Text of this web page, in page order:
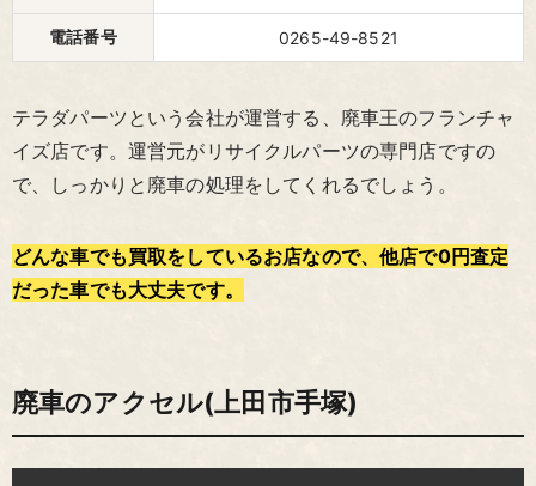
電話番号 0265-49-8521
テラダパーツという会社が運営する、廃車王のフランチャ
イズ店です。運営元がリサイクルパーツの専門店ですの
で、しっかりと廃車の処理をしてくれるでしょう。
どんな車でも買取をしているお店なので、他店で0円査定
だった車でも大丈夫です。
廃車のアクセル(上田市手塚)